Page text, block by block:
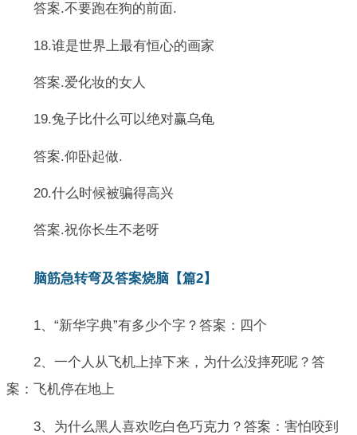
答案.不要跑在狗的前面.
18.谁是世界上最有恒心的画家
答案.爱化妆的女人
19.兔子比什么可以绝对赢乌龟
答案.仰卧起做.
20.什么时候被骗得高兴
答案.祝你长生不老呀
脑筋急转弯及答案烧脑【篇2】
1、“新华字典”有多少个字？答案：四个
2、一个人从飞机上掉下来，为什么没摔死呢？答
案：飞机停在地上
3、为什么黑人喜欢吃白色巧克力？答案：害怕咬到